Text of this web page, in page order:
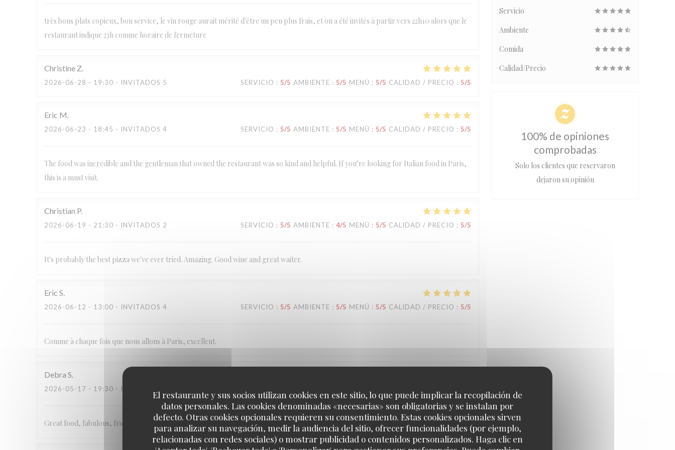
El restaurante y sus socios utilizan cookies en este sitio, lo que puede implicar la recopilación de
datos personales. Las cookies denominadas «necesarias» son obligatorias y se instalan por
defecto. Otras cookies opcionales requieren su consentimiento. Estas cookies opcionales sirven
para analizar su navegación, medir la audiencia del sitio, ofrecer funcionalidades (por ejemplo,
relacionadas con redes sociales) o mostrar publicidad o contenidos personalizados. Haga clic en
très bons plats copieux, bon service, le vin rouge aurait mérité d'être un peu plus frais, et on a été invités à partir vers 22h10 alors que le
restaurant indique 23h comme horaire de fermeture
Christine Z
2026-06-28 - 19:30 - INVITADOS 5 SERVICIO : 5/5 AMBIENTE : 5/5 MENÚ : 5/5 CALIDAD / PRECIO : 5/5
Eric M
2026-06-23 - 18:45 - INVITADOS 4 SERVICIO : 5/5 AMBIENTE : 5/5 MENÚ : 5/5 CALIDAD / PRECIO : 5/5
The food was incredible and the gentleman that owned the restaurant was so kind and helpful. If you’re looking for Italian food in Paris,
this is a must visit.
Christian P
2026-06-19 - 21:30 - INVITADOS 2 SERVICIO : 5/5 AMBIENTE : 4/5 MENÚ : 5/5 CALIDAD / PRECIO : 5/5
It's probably the best pizza we've ever tried. Amazing. Good wine and great waiter.
Eric S
2026-06-12 - 13:00 - INVITADOS 4 SERVICIO : 5/5 AMBIENTE : 5/5 MENÚ : 5/5 CALIDAD / PRECIO : 5/5
Comme à chaque fois que nous allons à Paris, excellent.
Debra S
2026-05-17 - 19:30 - INVITADOS 2
Great food, fabulous, friendly waiter, small,cozy restaurant.
Servicio
Ambiente
Comida
Calidad/Precio
100% de opiniones
comprobadas
Solo los clientes que reservaron
dejaron su opinión